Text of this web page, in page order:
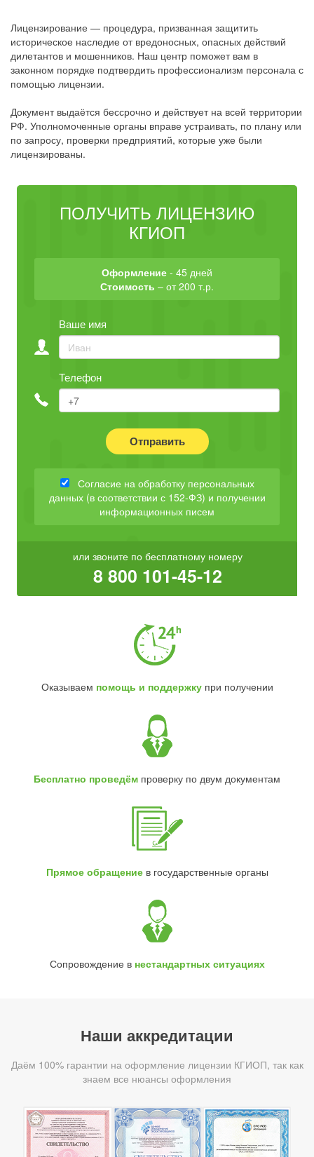
Лицензирование — процедура, призванная защитить
историческое наследие от вредоносных, опасных действий
дилетантов и мошенников. Наш центр поможет вам в
законном порядке подтвердить профессионализм персонала с
помощью лицензии.
Документ выдаётся бессрочно и действует на всей территории
РФ. Уполномоченные органы вправе устраивать, по плану или
по запросу, проверки предприятий, которые уже были
лицензированы.
ПОЛУЧИТЬ ЛИЦЕНЗИЮ
КГИОП
Оформление - 45 дней
Стоимость – от 200 т.р.
Ваше имя
Телефон
Отправить
Согласие на обработку персональных
данных (в соответствии с 152-ФЗ) и получении
информационных писем
или звоните по бесплатному номеру
8 800 101-45-12
Оказываем помощь и поддержкупри получении
Бесплатно проведём проверку по двум документам
Прямое обращениев государственные органы
Сопровождение в нестандартных ситуациях
Наши аккредитации
Даём 100% гарантии на оформление лицензии КГИОП, так как
знаем все нюансы оформления